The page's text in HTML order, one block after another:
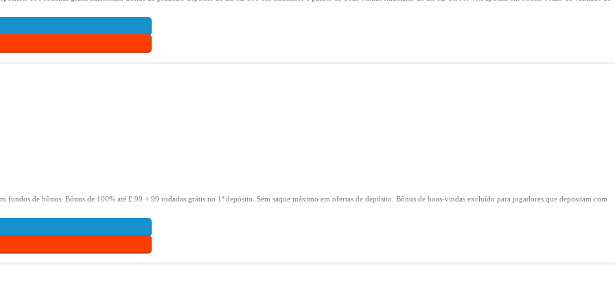
fundos de bônus. Bônus de 100% até £ 99 + 99 rodadas grátis no 1º depósito. Sem saque máximo em ofertas de depósito. Bônus de boas-vindas excluído para jogadores que depositam com